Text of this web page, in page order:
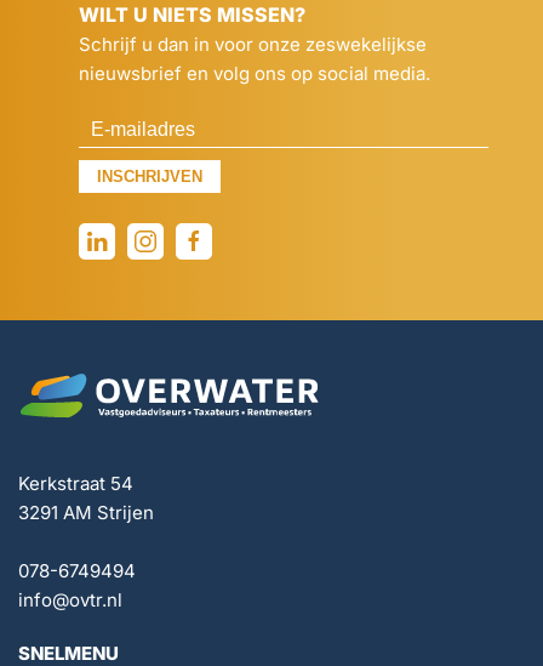
WILT U NIETS MISSEN?
Schrijf u dan in voor onze zeswekelijkse
nieuwsbrief en volg ons op social media.
INSCHRIJVEN
Kerkstraat 54
3291 AM Strijen
078-6749494
info@ovtr.nl
SNELMENU